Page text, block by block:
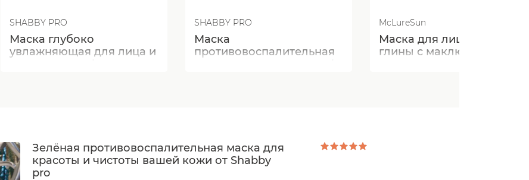
SHABBY PRO
Маска глубоко
увлажняющая для лица и
SHABBY PRO
Маска
противовоспалительная
McLureSun
Маска для лица из белой
глины с маклюрой и
Зелёная противовоспалительная маска для
красоты и чистоты вашей кожи от Shabby
pro